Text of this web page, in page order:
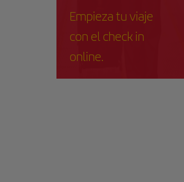
Empieza tu viaje
con el check in
online.